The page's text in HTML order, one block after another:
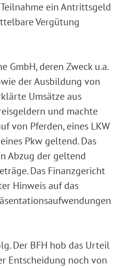
ein Antrittsgeld
Vergütung
GmbH, deren Zweck u.a.
der Ausbildung von
Umsätze aus
und machte
von Pferden, eines LKW
Pkw geltend. Das
Abzug der geltend
Das Finanzgericht
Hinweis auf das
Der BFH hob das Urteil
Entscheidung noch von